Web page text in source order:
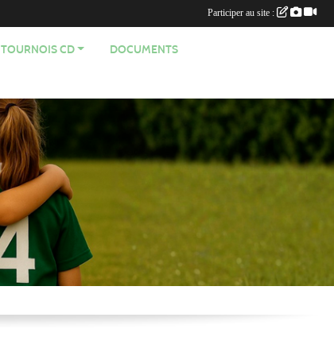
TOURNOIS CD
DOCUMENTS
Participer au site :